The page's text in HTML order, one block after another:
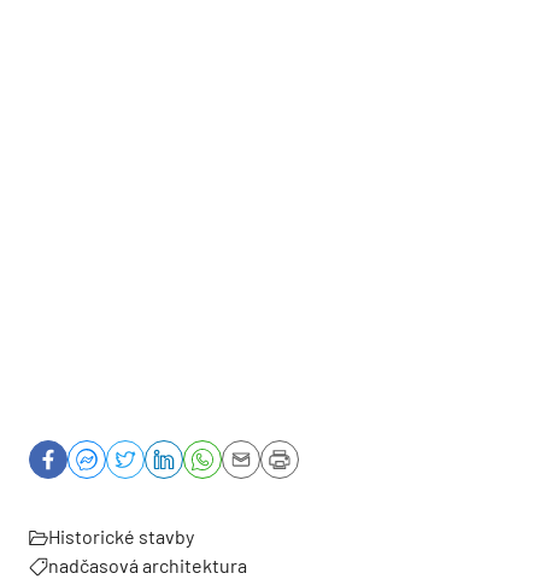
Historické stavby
nadčasová architektura